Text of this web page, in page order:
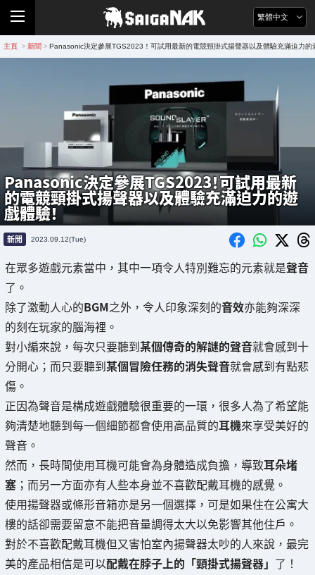
繁體中文
主頁 > 新聞 > Panasonic決定參展TGS2023！可試用最新的電競頸掛式揚聲器以及體驗充滿迫力的
Panasonic決定參展TGS2023！可試用最新
的電競頸掛式揚聲器以及體驗充滿迫力的遊
戲體驗！
新聞 2023.09.12(Tue)
在眾多遊戲元素當中，其中一項令人特別難忘的元素就是聲音
了。
除了激動人心的BGM之外，令人印象深刻的音效亦能夠深深
的刻在玩家的腦海裡。
對小編來說，每次只要聽到某個傳奇的解謎的聲音就會感到十
分開心；而只要聽到某個冒險任務的消失聲音就會感到有點悲
傷。
正因為聲音是構成遊戲體驗很重要的一環，很多人為了希望能
夠清楚地聽到每一個細節都會使用高品質的耳機來享受美好的
聲音。
然而，長時間使用耳機可能會為身體造成負擔，導致耳朵堵
塞 ；而另一方面亦有人些本身並不喜歡配戴耳機的感覺。
使用揚聲器或條形音箱亦是另一個選擇，可是如果住在公寓大
樓的話卻需要留意不能把音量調得太大以免影響其他住戶。
對於不喜歡配戴耳機但又害怕室內揚聲器太吵的人來說，最完
美的產品相信是可以配戴在脖子上的「頸掛式揚聲器」 了！